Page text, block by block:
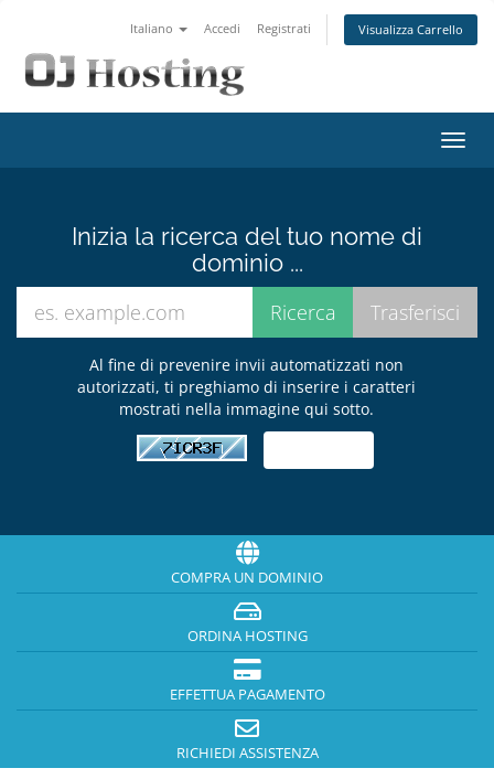
Italiano Accedi Registrati Visualizza Carrello
Attiva
Inizia la ricerca del tuo nome di
dominio ...
Al fine di prevenire invii automatizzati non
autorizzati, ti preghiamo di inserire i caratteri
mostrati nella immagine qui sotto.
COMPRA UN DOMINIO
ORDINA HOSTING
EFFETTUA PAGAMENTO
RICHIEDI ASSISTENZA